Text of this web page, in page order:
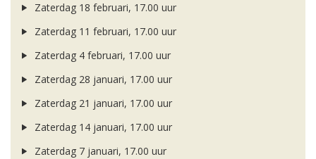
Zaterdag 18 februari, 17.00 uur
Zaterdag 11 februari, 17.00 uur
Zaterdag 4 februari, 17.00 uur
Zaterdag 28 januari, 17.00 uur
Zaterdag 21 januari, 17.00 uur
Zaterdag 14 januari, 17.00 uur
Zaterdag 7 januari, 17.00 uur